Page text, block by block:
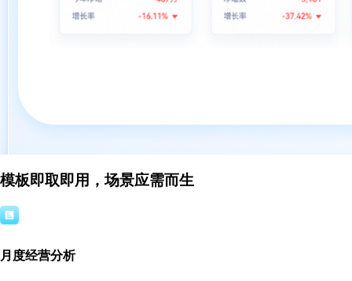
模板即取即用，场景应需而生
月度经营分析